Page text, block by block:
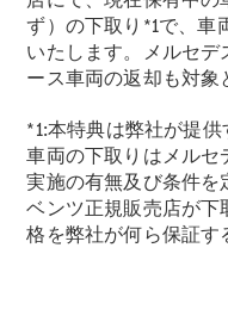
アクセサ
リー/コレ
クション
ず）の下取り*1で、車
いたします。メルセデ
ース車両の返却も対象
*1:本特典は弊社が提
車両の下取りはメル
実施の有無及び条件を
ベンツ正規販売店が
格を弊社が何ら保証す